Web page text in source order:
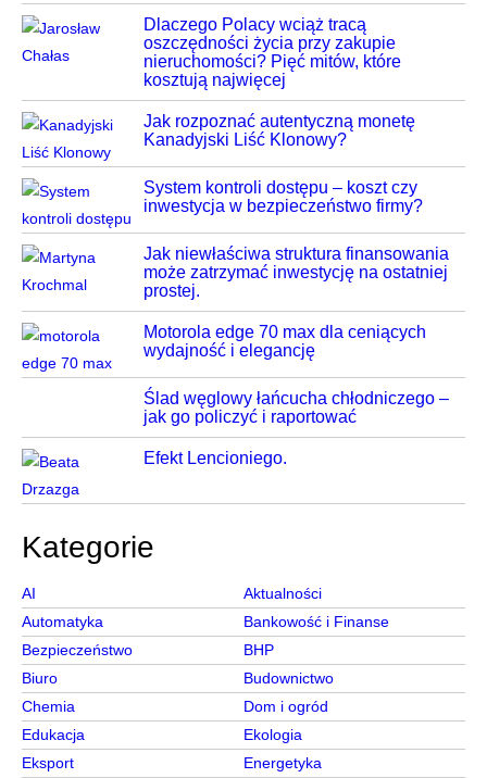
Dlaczego Polacy wciąż tracą
oszczędności życia przy zakupie
nieruchomości? Pięć mitów, które
kosztują najwięcej
Jak rozpoznać autentyczną monetę
Kanadyjski Liść Klonowy?
System kontroli dostępu – koszt czy
inwestycja w bezpieczeństwo firmy?
Jak niewłaściwa struktura finansowania
może zatrzymać inwestycję na ostatniej
prostej.
Motorola edge 70 max dla ceniących
wydajność i elegancję
Ślad węglowy łańcucha chłodniczego –
jak go policzyć i raportować
Efekt Lencioniego.
Kategorie
AI
Aktualności
Automatyka
Bankowość i Finanse
Bezpieczeństwo
BHP
Biuro
Budownictwo
Chemia
Dom i ogród
Edukacja
Ekologia
Eksport
Energetyka